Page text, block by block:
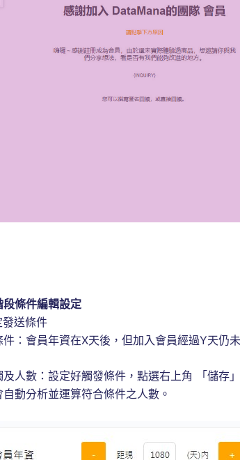
段條件編輯設定
發送條件
件：會員年資在X天後，但加入會員經過Y天仍
及人數：設定好觸發條件，點選右上角 「儲存」
自動分析並運算符合條件之人數。